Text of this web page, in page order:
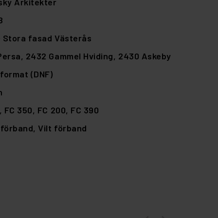
Stora fasad Västerås
2432 Gammel Hviding, 2430 Askeby
(DNF)
FC 350, FC 200, FC 390
Vilt förband